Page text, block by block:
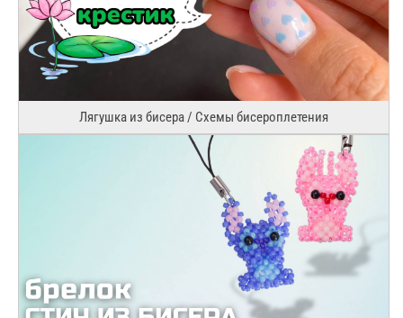
Лягушка из бисера / Схемы бисероплетения